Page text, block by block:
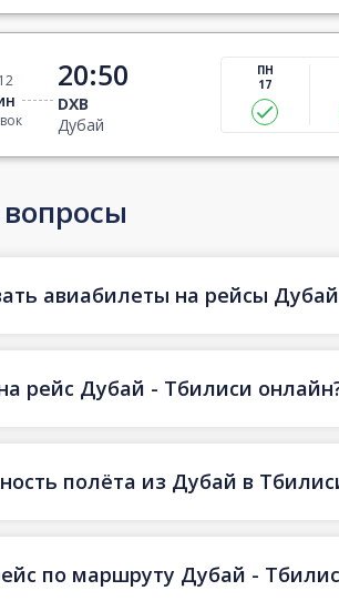
20:50
DXB
Дубай
ПН
17
авиабилеты на рейсы
рейс Дубай - Тбилиси
полёта из Дубай в
по маршруту Дубай -